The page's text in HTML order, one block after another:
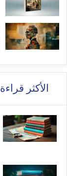
الأكثر قراءة